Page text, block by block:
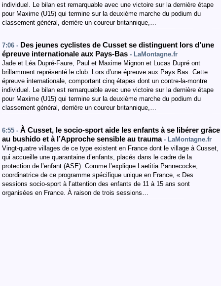
individuel. Le bilan est remarquable avec une victoire sur la dernière étape
pour Maxime (U15) qui termine sur la deuxième marche du podium du
classement général, derrière un coureur britannique,…
7:06 - Des jeunes cyclistes de Cusset se distinguent lors d’une
épreuve internationale aux Pays-Bas - LaMontagne.fr
Jade et Léa Dupré-Faure, Paul et Maxime Mignon et Lucas Dupré ont
brillamment représenté le club. Lors d’une épreuve aux Pays Bas. Cette
épreuve internationale, comportant cinq étapes dont un contre-la-montre
individuel. Le bilan est remarquable avec une victoire sur la dernière étape
pour Maxime (U15) qui termine sur la deuxième marche du podium du
classement général, derrière un coureur britannique,…
6:55 - À Cusset, le socio-sport aide les enfants à se libérer grâce
au bushido et à l’Approche sensible au trauma - LaMontagne.fr
Vingt-quatre villages de ce type existent en France dont le village à Cusset,
qui accueille une quarantaine d’enfants, placés dans le cadre de la
protection de l’enfant (ASE). Comme l’explique Laetitia Pannecocke,
coordinatrice de ce programme spécifique unique en France, « Des
sessions socio-sport à l’attention des enfants de 11 à 15 ans sont
organisées en France. À raison de trois sessions…